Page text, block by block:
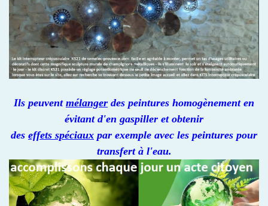
Ils peuvent mélanger des peintures homogènement en
évitant d'en gaspiller et obtenir
des effets spéciaux par exemple avec les peintures pour
transfert à l'eau.